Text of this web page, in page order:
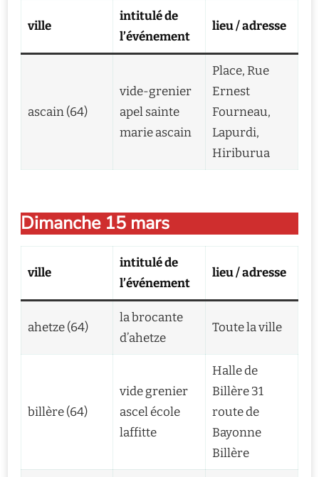
ville
intitulé de
l’événement
lieu / adresse
ascain (64)
vide-grenier
apel sainte
marie ascain
Place, Rue
Ernest
Fourneau,
Lapurdi,
Hiriburua
Dimanche 15 mars
ville
intitulé de
l’événement
lieu / adresse
ahetze (64)
la brocante
d’ahetze
Toute la ville
billère (64)
vide grenier
ascel école
laffitte
Halle de
Billère 31
route de
Bayonne
Billère